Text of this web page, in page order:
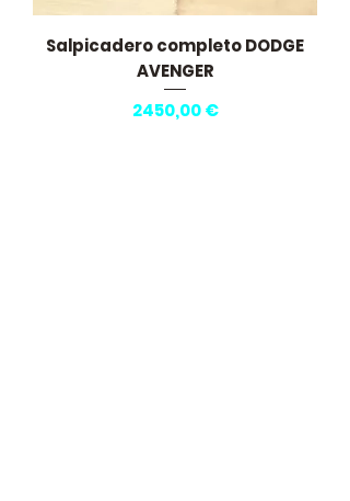
Salpicadero completo DODGE
AVENGER
Precio
2450,00 €